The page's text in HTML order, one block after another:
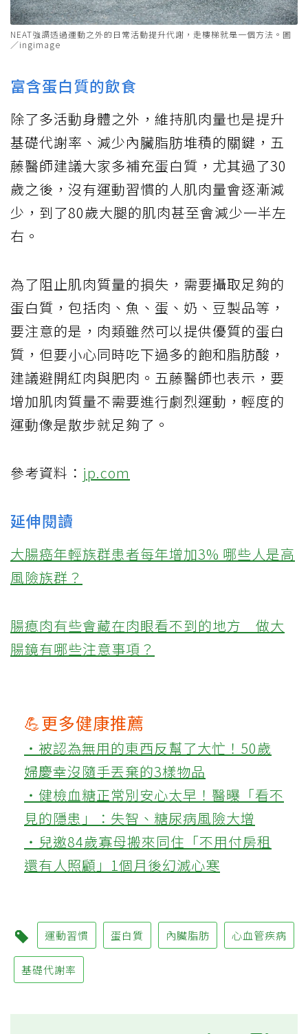
NEAT強調透過運動之外的日常活動提升代謝，走樓梯就是一個方法。圖
／ingimage
富含蛋白質的飲食
除了多活動身體之外，維持肌肉量也是提升
基礎代謝率、減少內臟脂肪堆積的關鍵，五
藤醫師建議大家多補充蛋白質，尤其過了30
歲之後，沒有運動習慣的人肌肉量會逐漸減
少，到了80歲大腿的肌肉甚至會減少一半左
右。
為了阻止肌肉質量的損失，需要攝取足夠的
蛋白質，包括肉、魚、蛋、奶、豆製品等，
要注意的是，肉類雖然可以提供優質的蛋白
質，但要小心同時吃下過多的飽和脂肪酸，
建議避開紅肉與肥肉。五藤醫師也表示，要
增加肌肉質量不需要進行劇烈運動，輕度的
運動像是散步就足夠了。
參考資料： jp.com
延伸閱讀
大腸癌年輕族群患者每年增加3% 哪些人是高
風險族群？
腸瘜肉有些會藏在肉眼看不到的地方 做大
腸鏡有哪些注意事項？
💪更多健康推薦
‧被認為無用的東西反幫了大忙！50歲
婦慶幸沒隨手丟棄的3樣物品
‧健檢血糖正常別安心太早！醫曝「看不
見的隱患」：失智、糖尿病風險大增
‧兒邀84歲寡母搬來同住「不用付房租
還有人照顧」1個月後幻滅心寒
運動習慣 蛋白質 內臟脂肪 心血管疾病
基礎代謝率